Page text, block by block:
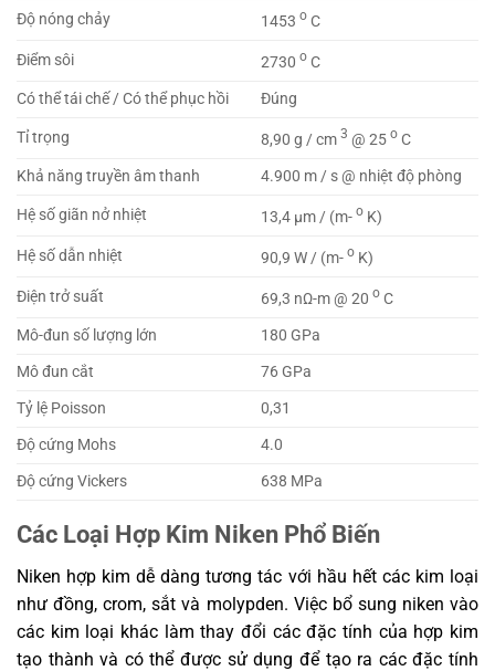
Độ nóng chảy 1453o C
Điểm sôi 2730o C
Có thể tái chế / Có thể phục hồi
Đúng
Tỉ trọng 8,90 g / cm3 @ 25o C
Khả năng truyền âm thanh
4.900 m / s @ nhiệt độ phòng
Hệ số giãn nở nhiệt 13,4 μm / (m-o K)
Hệ số dẫn nhiệt 90,9 W / (m-o K)
Điện trở suất 69,3 nΩ-m @ 20o C
Mô-đun số lượng lớn
180 GPa
Mô đun cắt
76 GPa
Tỷ lệ Poisson
0,31
Độ cứng Mohs
4.0
Độ cứng Vickers
638 MPa
Các Loại Hợp Kim Niken Phổ Biến
Niken hợp kim dễ dàng tương tác với hầu hết các kim loại
như đồng, crom, sắt và molypden. Việc bổ sung niken vào
các kim loại khác làm thay đổi các đặc tính của hợp kim
tạo thành và có thể được sử dụng để tạo ra các đặc tính